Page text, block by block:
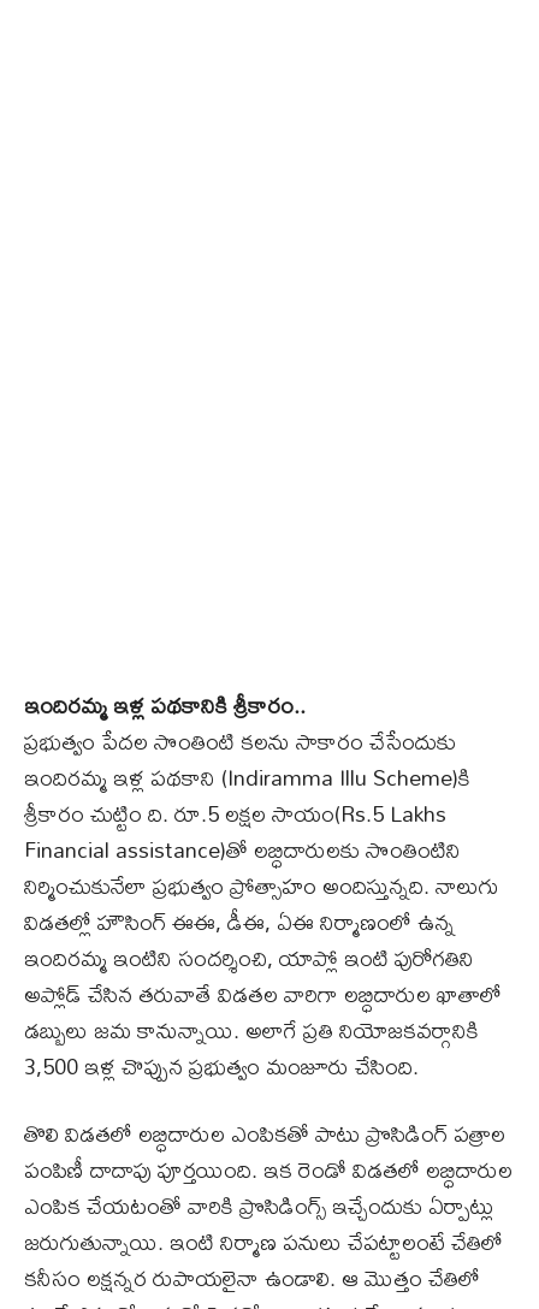
ఇందిరమ్మ ఇళ్ల పథకానికి శ్రీకారం..
ప్రభుత్వం పేదల సొంతింటి కలను సాకారం చేసేందుకు
ఇందిరమ్మ ఇళ్ల పథకాని (Indiramma Illu Scheme)కి
శ్రీకారం చుట్టిం ది. రూ.5 లక్షల సాయం(Rs.5 Lakhs
Financial assistance)తో లబ్ధిదారులకు సొంతింటిని
నిర్మించుకునేలా ప్రభుత్వం ప్రోత్సాహం అందిస్తున్నది. నాలుగు
విడతల్లో హౌసింగ్ ఈఈ, డీఈ, ఏఈ నిర్మాణంలో ఉన్న
ఇందిరమ్మ ఇంటిని సందర్శించి, యాప్లో ఇంటి పురోగతిని
అప్లోడ్ చేసిన తరువాతే విడతల వారిగా లబ్ధిదారుల ఖాతాలో
డబ్బులు జమ కానున్నాయి. అలాగే ప్రతి నియోజకవర్గానికి
3,500 ఇళ్ల చొప్పున ప్రభుత్వం మంజూరు చేసింది.
తొలి విడతలో లబ్ధిదారుల ఎంపికతో పాటు ప్రొసిడింగ్​ పత్రాల
పంపిణీ దాదాపు పూర్తయింది. ఇక రెండో విడతలో లబ్ధిదారుల
ఎంపిక చేయటంతో వారికి ప్రొసిడింగ్స్ ఇచ్చేందుకు ఏర్పాట్లు
జరుగుతున్నాయి. ఇంటి నిర్మాణ పనులు చేపట్టాలంటే చేతిలో
కనీసం లక్షన్నర రుపాయలైనా ఉండాలి. ఆ మొత్తం చేతిలో